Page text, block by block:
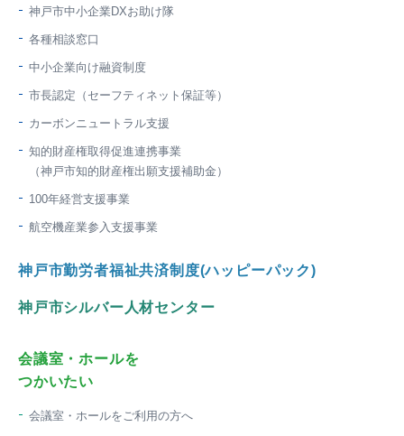
神戸市中小企業DXお助け隊
各種相談窓口
中小企業向け融資制度
市長認定（セーフティネット保証等）
カーボンニュートラル支援
知的財産権取得促進連携事業
（神戸市知的財産権出願支援補助金）
100年経営支援事業
航空機産業参入支援事業
神戸市勤労者福祉共済制度(ハッピーパック)
神戸市シルバー人材センター
会議室・ホールを
つかいたい
会議室・ホールをご利用の方へ